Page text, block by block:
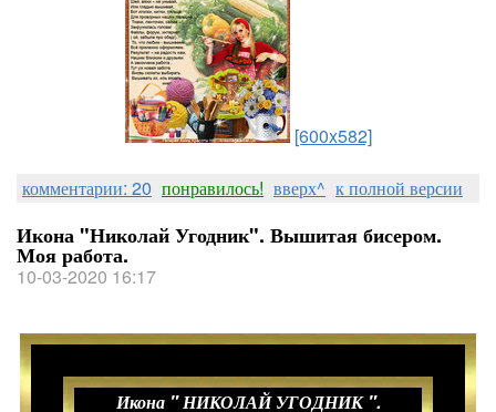
[600x582]
комментарии: 20 понравилось! вверх^ к полной версии
Икона "Николай Угодник". Вышитая бисером.
Моя работа.
10-03-2020 16:17
Икона " НИКОЛАЙ УГОДНИК ".